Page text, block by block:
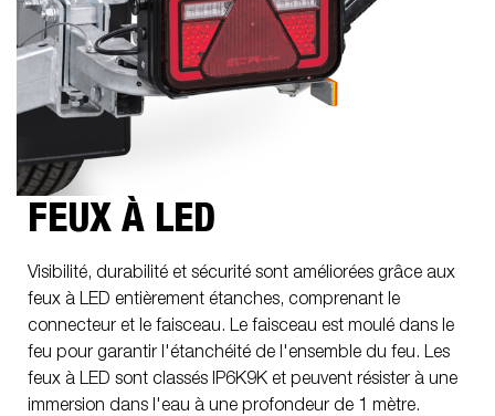
FEUX À LED
Visibilité, durabilité et sécurité sont améliorées grâce aux
feux à LED entièrement étanches, comprenant le
connecteur et le faisceau. Le faisceau est moulé dans le
feu pour garantir l'étanchéité de l'ensemble du feu. Les
feux à LED sont classés IP6K9K et peuvent résister à une
immersion dans l'eau à une profondeur de 1 mètre.